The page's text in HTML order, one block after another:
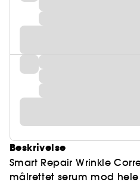
Beskrivelse
Smart Repair Wrinkle
målrettet serum mod